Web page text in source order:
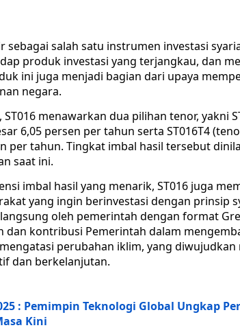
sebagai salah satu instrumen investasi
produk investasi yang terjangkau, dan
ini juga menjadi bagian dari upaya
negara.
menawarkan dua pilihan tenor, yakni
6,05 persen per tahun serta ST016T4
per tahun. Tingkat imbal hasil tersebut
saat ini.
imbal hasil yang menarik, ST016 juga
yang ingin berinvestasi dengan prinsip
oleh pemerintah dengan format
kontribusi Pemerintah dalam
perubahan iklim, yang
dan berkelanjutan.
: Pemimpin Teknologi Global Ungkap
Kini